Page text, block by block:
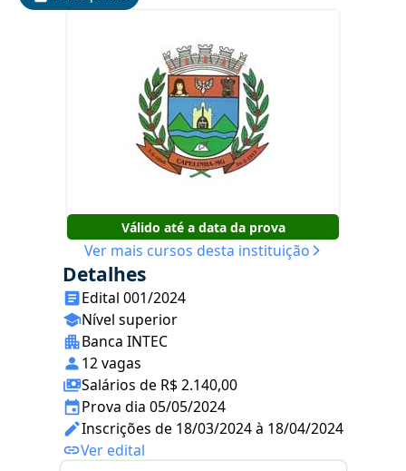
Válido até a data da prova
Ver mais cursos desta instituição
Detalhes
Edital 001/2024
Nível superior
Banca INTEC
12 vagas
Salários de R$ 2.140,00
Prova dia 05/05/2024
Inscrições de 18/03/2024 à 18/04/2024
Ver edital